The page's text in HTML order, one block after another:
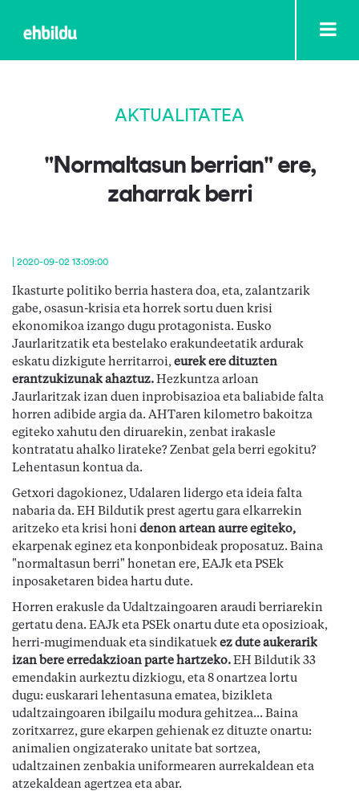
AKTUALITATEA
"Normaltasun berrian" ere,
zaharrak berri
| 2020-09-02 13:09:00
Ikasturte politiko berria hastera doa, eta, zalantzarik
gabe, osasun-krisia eta horrek sortu duen krisi
ekonomikoa izango dugu protagonista. Eusko
Jaurlaritzatik eta bestelako erakundeetatik ardurak
eskatu dizkigute herritarroi, eurek ere dituzten
erantzukizunak ahaztuz. Hezkuntza arloan
Jaurlaritzak izan duen inprobisazioa eta baliabide falta
horren adibide argia da. AHTaren kilometro bakoitza
egiteko xahutu den diruarekin, zenbat irakasle
kontratatu ahalko lirateke? Zenbat gela berri egokitu?
Lehentasun kontua da.
Getxori dagokionez, Udalaren lidergo eta ideia falta
nabaria da. EH Bildutik prest agertu gara elkarrekin
aritzeko eta krisi honi denon artean aurre egiteko,
ekarpenak eginez eta konponbideak proposatuz. Baina
"normaltasun berri" honetan ere, EAJk eta PSEk
inposaketaren bidea hartu dute.
Horren erakusle da Udaltzaingoaren araudi berriarekin
gertatu dena. EAJk eta PSEk onartu dute eta oposizioak,
herri-mugimenduak eta sindikatuek ez dute aukerarik
izan bere erredakzioan parte hartzeko. EH Bildutik 33
emendakin aurkeztu dizkiogu, eta 8 onartzea lortu
dugu: euskarari lehentasuna ematea, bizikleta
udaltzaingoaren ibilgailu modura gehitzea... Baina
zoritxarrez, gure ekarpen gehienak ez dituzte onartu:
animalien ongizaterako unitate bat sortzea,
udaltzainen zenbakia uniformearen aurrekaldean eta
atzekaldean agertzea eta abar.